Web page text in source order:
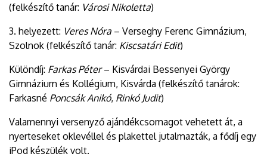
(felkészítő tanár: Városi Nikoletta)
3. helyezett: Veres Nóra – Verseghy Ferenc Gimnázium,
Szolnok (felkészítő tanár: Kiscsatári Edit)
Különdíj: Farkas Péter– Kisvárdai Bessenyei György
Gimnázium és Kollégium, Kisvárda (felkészítő tanárok:
Farkasné Poncsák Anikó, Rinkó Judit)
Valamennyi versenyző ajándékcsomagot vehetett át, a
nyerteseket oklevéllel és plakettel jutalmazták, a fődíj egy
iPod készülék volt.